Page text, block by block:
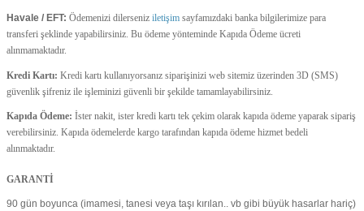
Havale / EFT: Ödemenizi dilerseniz iletişim sayfamızdaki banka bilgilerimize para
transferi şeklinde yapabilirsiniz. Bu ödeme yönteminde Kapıda Ödeme ücreti
alınmamaktadır.
Kredi Kartı: Kredi kartı kullanıyorsanız siparişinizi web sitemiz üzerinden 3D (SMS)
güvenlik şifreniz ile işleminizi güvenli bir şekilde tamamlayabilirsiniz.
Kapıda Ödeme: İster nakit, ister kredi kartı tek çekim olarak kapıda ödeme yaparak sipariş
verebilirsiniz. Kapıda ödemelerde kargo tarafından kapıda ödeme hizmet bedeli
alınmaktadır.
GARANTİ
90 gün boyunca (imamesi, tanesi veya taşı kırılan.. vb gibi büyük hasarlar hariç)